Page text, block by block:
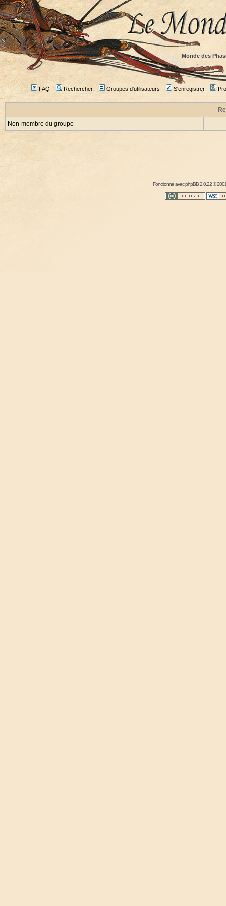
Monde des
FAQ Rechercher Groupes d'utilisateurs S'enregistrer
Non-membre du groupe
Fonctionne avecphpBB2.0.22 ©